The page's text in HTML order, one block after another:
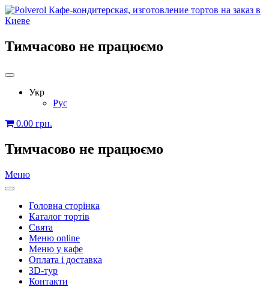
Тимчасово не працюємо
Укр
Рус
0.00 грн.
Тимчасово не працюємо
Меню
Головна сторінка
Каталог тортів
Свята
Меню online
Меню у кафе
Оплата і доставка
3D-тур
Контакти